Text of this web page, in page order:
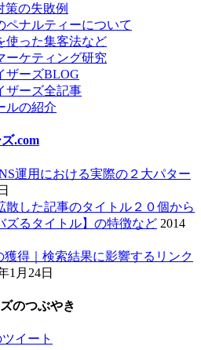
策の失敗例
ペナルティーについて
使った集客法など
ーケティング研究
ザーズBLOG
ザーズ全記事
ルの紹介
.com
運用における実際の２大パター
散した記事のタイトル２０個から
ズるタイトル】の特徴など 2014
獲得｜検索結果に影響するリンク
1月24日
のつぶやき
ツイート